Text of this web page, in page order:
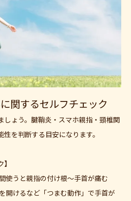
関するセルフチェック
しょう。腱鞘炎・スマホ親指・頸椎関
を判断する目安になります。
使うと親指の付け根〜手首が痛む
開けるなど「つまむ動作」で手首が